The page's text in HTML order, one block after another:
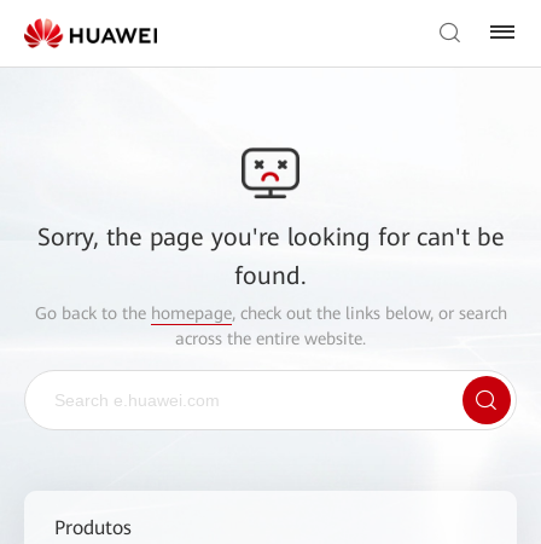
Sorry, the page you're looking for can't be
found.
Go back to the homepage, check out the links below, or search
across the entire website.
Produtos